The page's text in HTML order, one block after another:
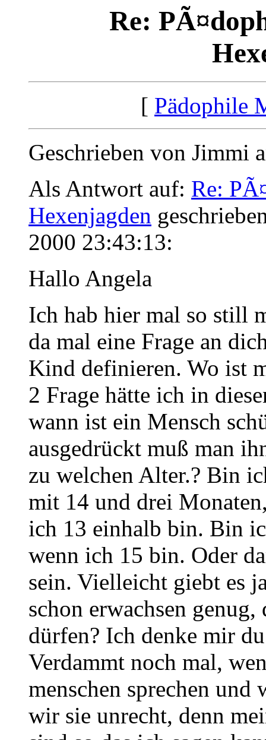
Re:
[ Pädophile
Geschrieben von Jimmi
Als Antwort auf: Re:
Hexenjagden
2000 23:43:13:
Hallo Angela
Ich hab hier mal so still
da mal eine Frage an
Kind definieren. Wo ist
2 Frage hätte ich in
wann ist ein Mensch
ausgedrückt muß man
zu welchen Alter.? Bin
mit 14 und drei
ich 13 einhalb bin. Bin
wenn ich 15 bin. Oder
sein. Vielleicht giebt es
schon erwachsen
dürfen? Ich denke mir
Verdammt noch mal,
menschen sprechen
wir sie unrecht, denn